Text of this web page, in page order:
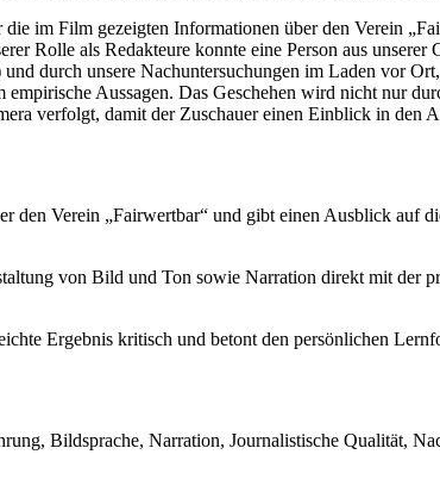
im Film gezeigten Informationen über den Verein
Rolle als Redakteure konnte eine Person aus
durch unsere Nachuntersuchungen im Laden vor
Aussagen. Das Geschehen wird nicht nur
verfolgt, damit der Zuschauer einen Einblick in den
Verein „Fairwertbar“ und gibt einen Ausblick auf
von Bild und Ton sowie Narration direkt mit der
Ergebnis kritisch und betont den persönlichen
Bildsprache, Narration, Journalistische Qualität,